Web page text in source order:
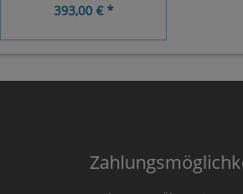
393,00 € *